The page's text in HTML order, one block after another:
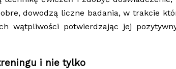
dowodzą liczne badania, w trakcie
wątpliwości potwierdzając jej
i nie tylko